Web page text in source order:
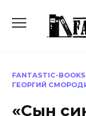
содержанию
FANTASTIC-BOOKS
ГЕОРГИЙ
«Сын